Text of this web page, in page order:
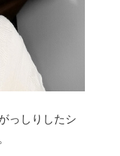
っしりしたシ